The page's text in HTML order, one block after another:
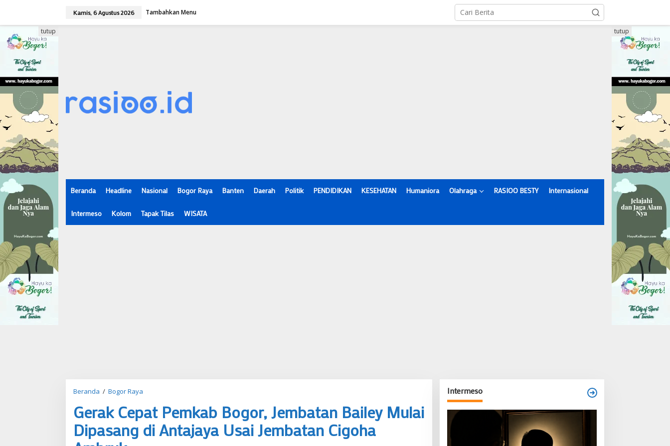
k
o
n
n
Kamis, 6 Agustus 2026 Tambahkan Menu
Beranda Headline Nasional Bogor Raya Banten Daerah Politik PENDIDIKAN KESEHATAN Humaniora Olahraga RASIOO BESTY Internasional
Intermeso Kolom Tapak Tilas WISATA
tutup tutup
Beranda / Bogor Raya
r
a
k
C
Gerak Cepat Pemkab Bogor, Jembatan Bailey Mulai
Dipasang di Antajaya Usai Jembatan Cigoha
Intermeso